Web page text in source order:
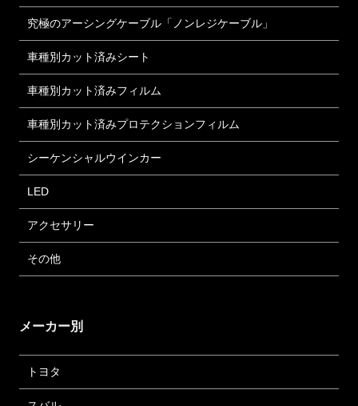
究極のアーシングケーブル「ノンレジケーブル」
車種別カット済みシート
車種別カット済みフィルム
車種別カット済みプロテクションフィルム
シーケンシャルウインカー
LED
アクセサリー
その他
メーカー別
トヨタ